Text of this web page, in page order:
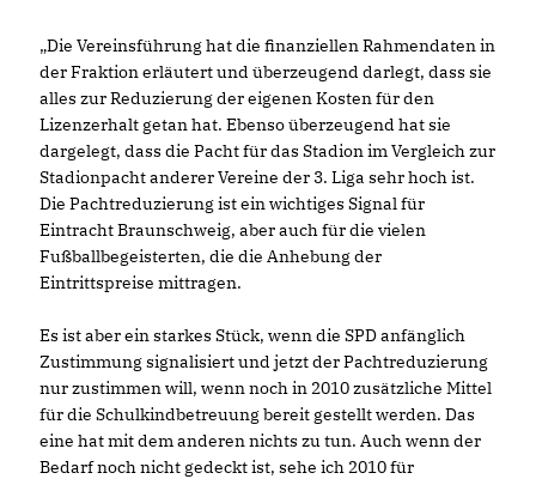
Die Vereinsführung hat die finanziellen Rahmendaten in
der Fraktion erläutert und überzeugend darlegt, dass sie
alles zur Reduzierung der eigenen Kosten für den
Lizenzerhalt getan hat. Ebenso überzeugend hat sie
dargelegt, dass die Pacht für das Stadion im Vergleich zur
Stadionpacht anderer Vereine der 3. Liga sehr hoch ist.
Die Pachtreduzierung ist ein wichtiges Signal für
Eintracht Braunschweig, aber auch für die vielen
Fußballbegeisterten, die die Anhebung der
Eintrittspreise mittragen.
Es ist aber ein starkes Stück, wenn die SPD anfänglich
Zustimmung signalisiert und jetzt der Pachtreduzierung
nur zustimmen will, wenn noch in 2010 zusätzliche Mittel
für die Schulkindbetreuung bereit gestellt werden. Das
eine hat mit dem anderen nichts zu tun. Auch wenn der
Bedarf noch nicht gedeckt ist, sehe ich 2010 für